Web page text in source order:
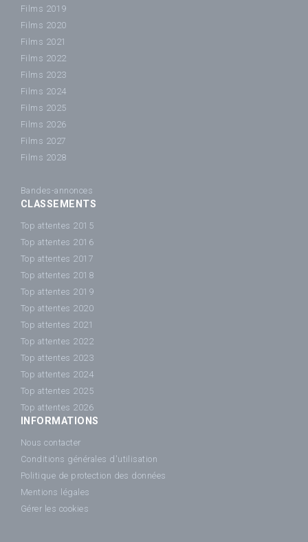
Films 2019
Films 2020
Films 2021
Films 2022
Films 2023
Films 2024
Films 2025
Films 2026
Films 2027
Films 2028
Bandes-annonces
CLASSEMENTS
Top attentes 2015
Top attentes 2016
Top attentes 2017
Top attentes 2018
Top attentes 2019
Top attentes 2020
Top attentes 2021
Top attentes 2022
Top attentes 2023
Top attentes 2024
Top attentes 2025
Top attentes 2026
INFORMATIONS
Nous contacter
Conditions générales d'utilisation
Politique de protection des données
Mentions légales
Gérer les cookies